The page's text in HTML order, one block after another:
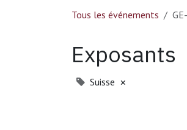
Tous les événements
Exposants
Suisse ×